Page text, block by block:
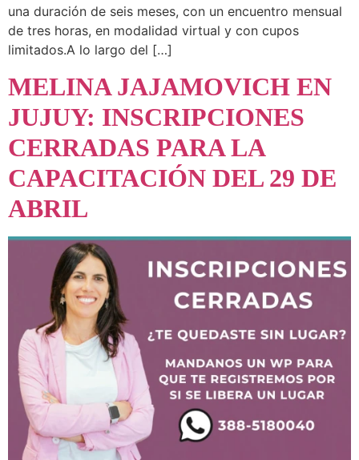
una duración de seis meses, con un encuentro mensual
de tres horas, en modalidad virtual y con cupos
limitados.A lo largo del […]
MELINA JAJAMOVICH EN
JUJUY: INSCRIPCIONES
CERRADAS PARA LA
CAPACITACIÓN DEL 29 DE
ABRIL